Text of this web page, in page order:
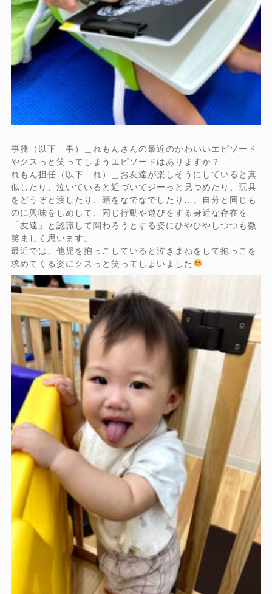
事務（以下 事）＿れもんさんの最近のかわいいエピソード
やクスっと笑ってしまうエピソードはありますか？
れもん担任（以下 れ）＿お友達が楽しそうにしていると真
似したり、泣いていると近づいてジーっと見つめたり、玩具
をどうぞと渡したり、頭をなでなでしたり…。自分と同じも
のに興味をしめして、同じ行動や遊びをする身近な存在を
「友達」と認識して関わろうとする姿にひやひやしつつも微
笑ましく思います。
最近では、他児を抱っこしていると泣きまねをして抱っこを
求めてくる姿にクスっと笑ってしまいました